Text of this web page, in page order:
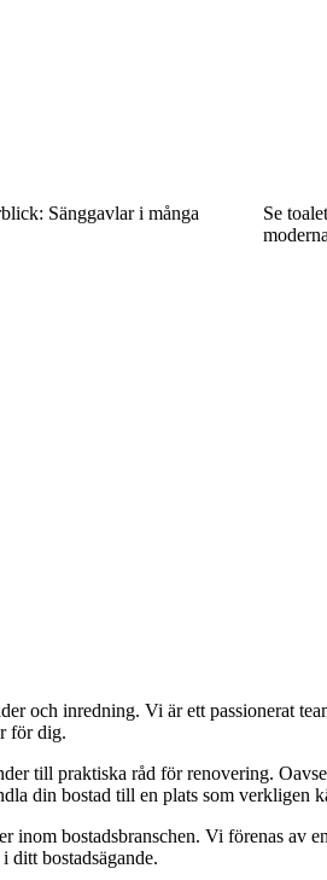
Sänggavlar i många
Se
och inredning. Vi är ett passionerat
för dig.
till praktiska råd för renovering.
din bostad till en plats som verkligen
bostadsbranschen. Vi förenas av
ditt bostadsägande.